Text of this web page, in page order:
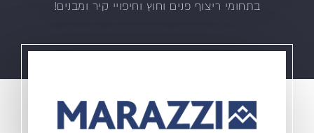
בתחומי ריצוף פנים וחוץ וחיפויי קיר ומבנים!